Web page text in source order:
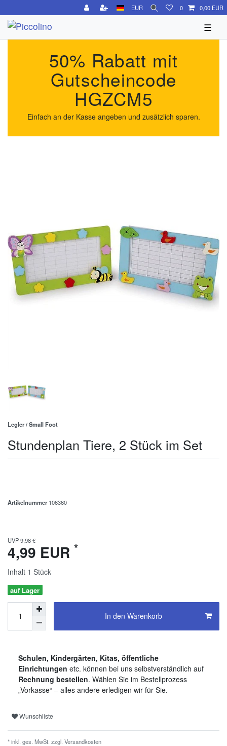
EUR 0 0,00 EUR
☰
50% Rabatt mit
Gutscheincode
HGZCM5
Einfach an der Kasse angeben und zusätzlich sparen.
Legler / Small Foot
Stundenplan Tiere, 2 Stück im Set
Artikelnummer 106360
UVP 9,98 €
4,99 EUR *
Inhalt 1 Stück
auf Lager
In den Warenkorb
Schulen, Kindergärten, Kitas, öffentliche
Einrichtungen etc. können bei uns selbstverständlich auf
Rechnung bestellen. Wählen Sie im Bestellprozess
„Vorkasse“ – alles andere erledigen wir für Sie.
Wunschliste
* inkl. ges. MwSt. zzgl. Versandkosten